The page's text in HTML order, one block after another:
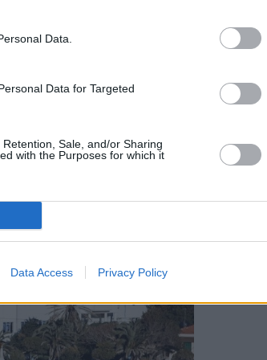
Data.
Data for Targeted
Sale, and/or Sharing
with the Purposes for which it
Data Access Privacy Policy
το ζήτημα της διδασκαλίας
στις ΑΕΝ»